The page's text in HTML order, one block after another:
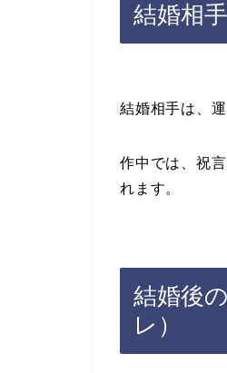
結婚相
結婚相手は、
作中では、祝
れます。
結婚後
レ）